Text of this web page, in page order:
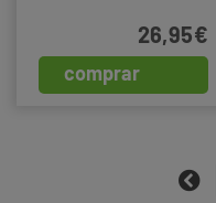
comprar
26,95€